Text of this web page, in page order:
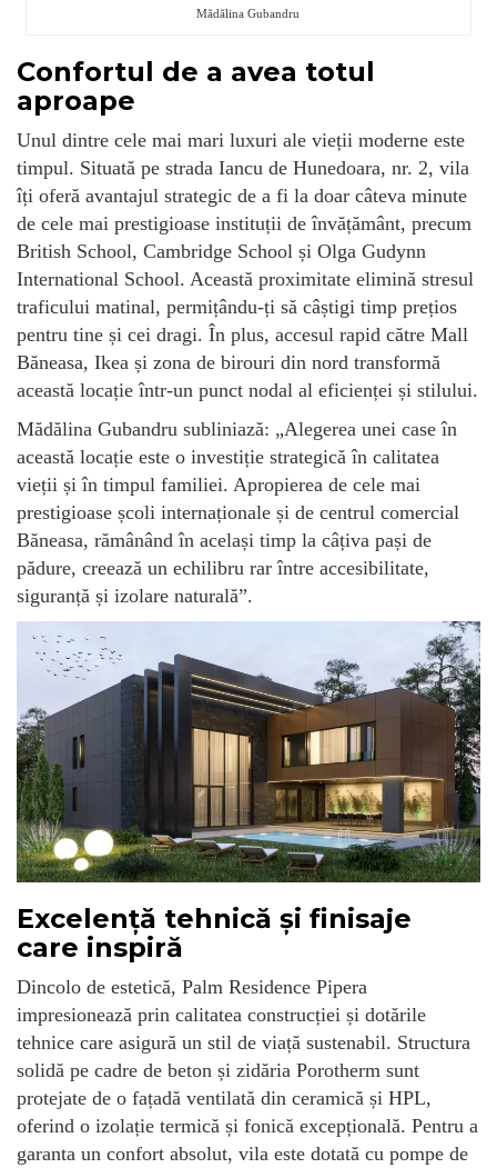
Mădălina Gubandru
Confortul de a avea totul
aproape
Unul dintre cele mai mari luxuri ale vieții moderne este
timpul. Situată pe strada Iancu de Hunedoara, nr. 2, vila
îți oferă avantajul strategic de a fi la doar câteva minute
de cele mai prestigioase instituții de învățământ, precum
British School, Cambridge School și Olga Gudynn
International School. Această proximitate elimină stresul
traficului matinal, permițându-ți să câștigi timp prețios
pentru tine și cei dragi. În plus, accesul rapid către Mall
Băneasa, Ikea și zona de birouri din nord transformă
această locație într-un punct nodal al eficienței și stilului.
Mădălina Gubandru subliniază: „Alegerea unei case în
această locație este o investiție strategică în calitatea
vieții și în timpul familiei. Apropierea de cele mai
prestigioase școli internaționale și de centrul comercial
Băneasa, rămânând în același timp la câțiva pași de
pădure, creează un echilibru rar între accesibilitate,
siguranță și izolare naturală”.
Excelență tehnică și finisaje
care inspiră
Dincolo de estetică, Palm Residence Pipera
impresionează prin calitatea construcției și dotările
tehnice care asigură un stil de viață sustenabil. Structura
solidă pe cadre de beton și zidăria Porotherm sunt
protejate de o fațadă ventilată din ceramică și HPL,
oferind o izolație termică și fonică excepțională. Pentru a
garanta un confort absolut, vila este dotată cu pompe de